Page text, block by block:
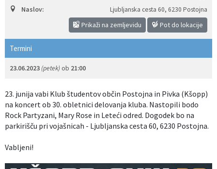
Naslov:
Ljubljanska cesta 60, 6230 Postojna
Prikaži na zemljevidu Pot do lokacije
Termini
23.06.2023 (petek) ob 21:00
23. junija vabi Klub študentov občin Postojna in Pivka (Kšopp)
na koncert ob 30. obletnici delovanja kluba. Nastopili bodo
Rock Partyzani, Mary Rose in Leteći odred. Dogodek bo na
parkirišču pri vojašnicah - Ljubljanska cesta 60, 6230 Postojna.
Vabljeni!
Izobraževanje
Kultura, šport in turizem